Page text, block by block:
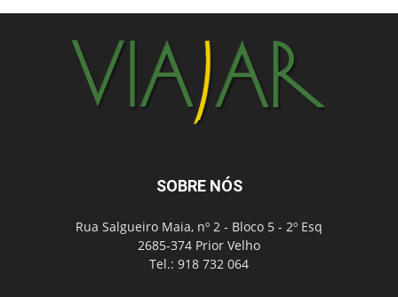
SOBRE NÓS
Rua Salgueiro Maia, nº 2 - Bloco 5 - 2º Esq
2685-374 Prior Velho
Tel.: 918 732 064